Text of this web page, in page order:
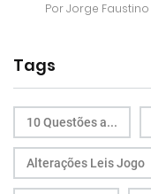
PorJorge Faustino
Tags
10 Questões a...
Alterações Leis Jogo